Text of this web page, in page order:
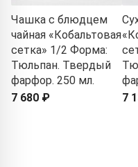
Чашка с блюдцем
чайная «Кобальтовая
сетка» 1/2 Форма:
Тюльпан. Твердый
фарфор. 250 мл.
7 680 ₽
7